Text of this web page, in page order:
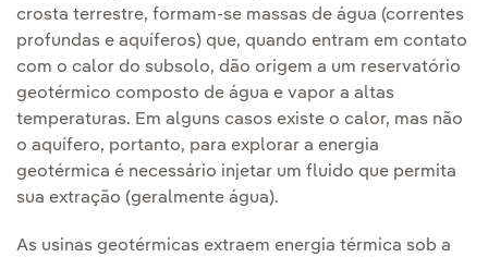
crosta terrestre, formam-se massas de água (correntes
profundas e aquíferos) que, quando entram em contato
com o calor do subsolo, dão origem a um reservatório
geotérmico composto de água e vapor a altas
temperaturas. Em alguns casos existe o calor, mas não
o aquífero, portanto, para explorar a energia
geotérmica é necessário injetar um fluido que permita
sua extração (geralmente água).
As usinas geotérmicas extraem energia térmica sob a